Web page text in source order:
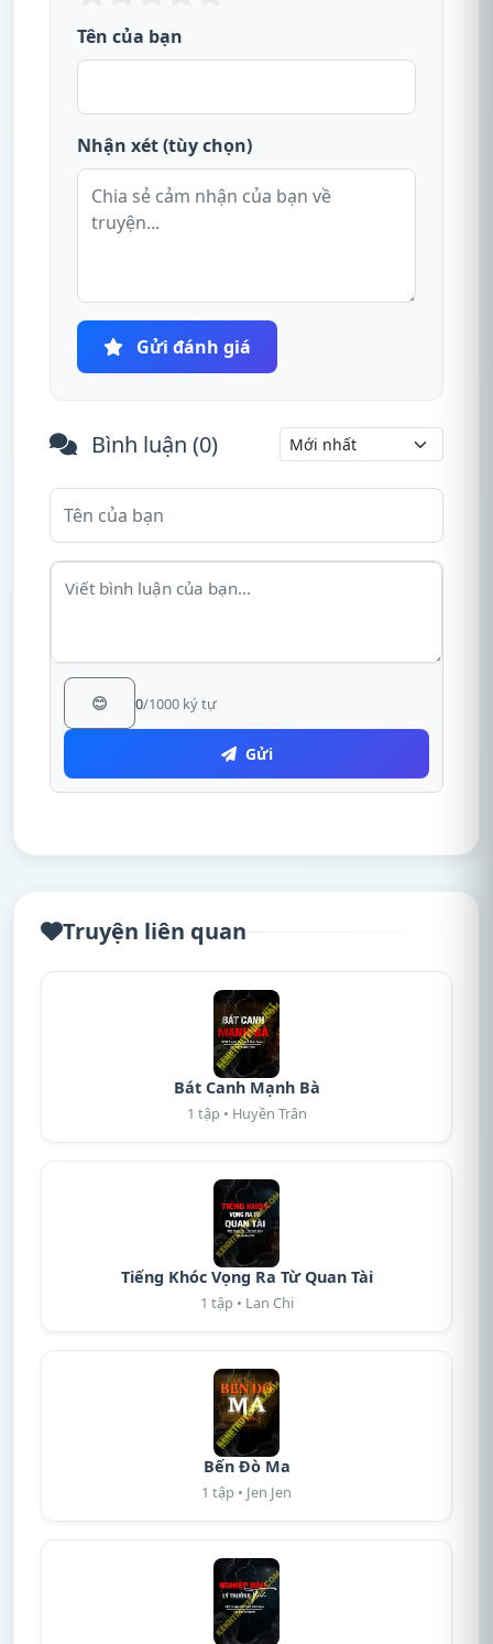
Tên của bạn
Nhận xét (tùy chọn)
Gửi đánh giá
Bình luận (0)
😊 0/1000 ký tự
Gửi
Truyện liên quan
Bát Canh Mạnh Bà
1 tập • Huyền Trân
Tiếng Khóc Vọng Ra Từ Quan Tài
1 tập • Lan Chi
Bến Đò Ma
1 tập • Jen Jen